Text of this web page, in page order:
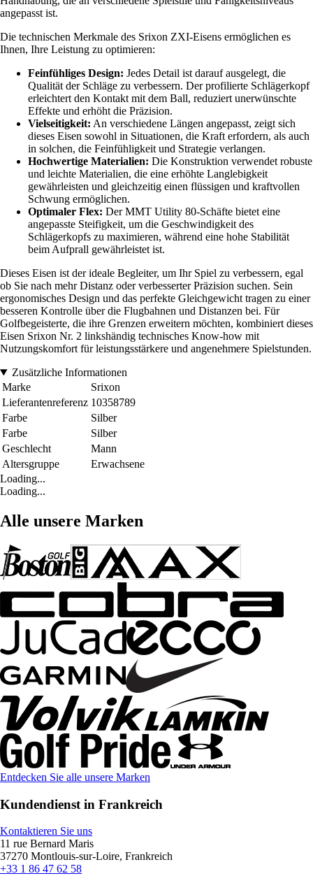
angepasst ist.
Die technischen Merkmale des Srixon ZXI-Eisens ermöglichen es
Ihnen, Ihre Leistung zu optimieren:
Feinfühliges Design: Jedes Detail ist darauf ausgelegt, die
Qualität der Schläge zu verbessern. Der profilierte Schlägerkopf
erleichtert den Kontakt mit dem Ball, reduziert unerwünschte
Effekte und erhöht die Präzision.
Vielseitigkeit: An verschiedene Längen angepasst, zeigt sich
dieses Eisen sowohl in Situationen, die Kraft erfordern, als auch
in solchen, die Feinfühligkeit und Strategie verlangen.
Hochwertige Materialien: Die Konstruktion verwendet robuste
und leichte Materialien, die eine erhöhte Langlebigkeit
gewährleisten und gleichzeitig einen flüssigen und kraftvollen
Schwung ermöglichen.
Optimaler Flex: Der MMT Utility 80-Schäfte bietet eine
angepasste Steifigkeit, um die Geschwindigkeit des
Schlägerkopfs zu maximieren, während eine hohe Stabilität
beim Aufprall gewährleistet ist.
Dieses Eisen ist der ideale Begleiter, um Ihr Spiel zu verbessern, egal
ob Sie nach mehr Distanz oder verbesserter Präzision suchen. Sein
ergonomisches Design und das perfekte Gleichgewicht tragen zu einer
besseren Kontrolle über die Flugbahnen und Distanzen bei. Für
Golfbegeisterte, die ihre Grenzen erweitern möchten, kombiniert dieses
Eisen Srixon Nr. 2 linkshändig technisches Know-how mit
Nutzungskomfort für leistungsstärkere und angenehmere Spielstunden.
Zusätzliche Informationen
Marke
Srixon
Lieferantenreferenz 10358789
Farbe
Silber
Farbe
Silber
Geschlecht
Mann
Altersgruppe
Erwachsene
Loading...
Loading...
Alle unsere Marken
Entdecken Sie alle unsere Marken
Kundendienst in Frankreich
Kontaktieren Sie uns
11 rue Bernard Maris
37270 Montlouis-sur-Loire, Frankreich
+33 1 86 47 62 58